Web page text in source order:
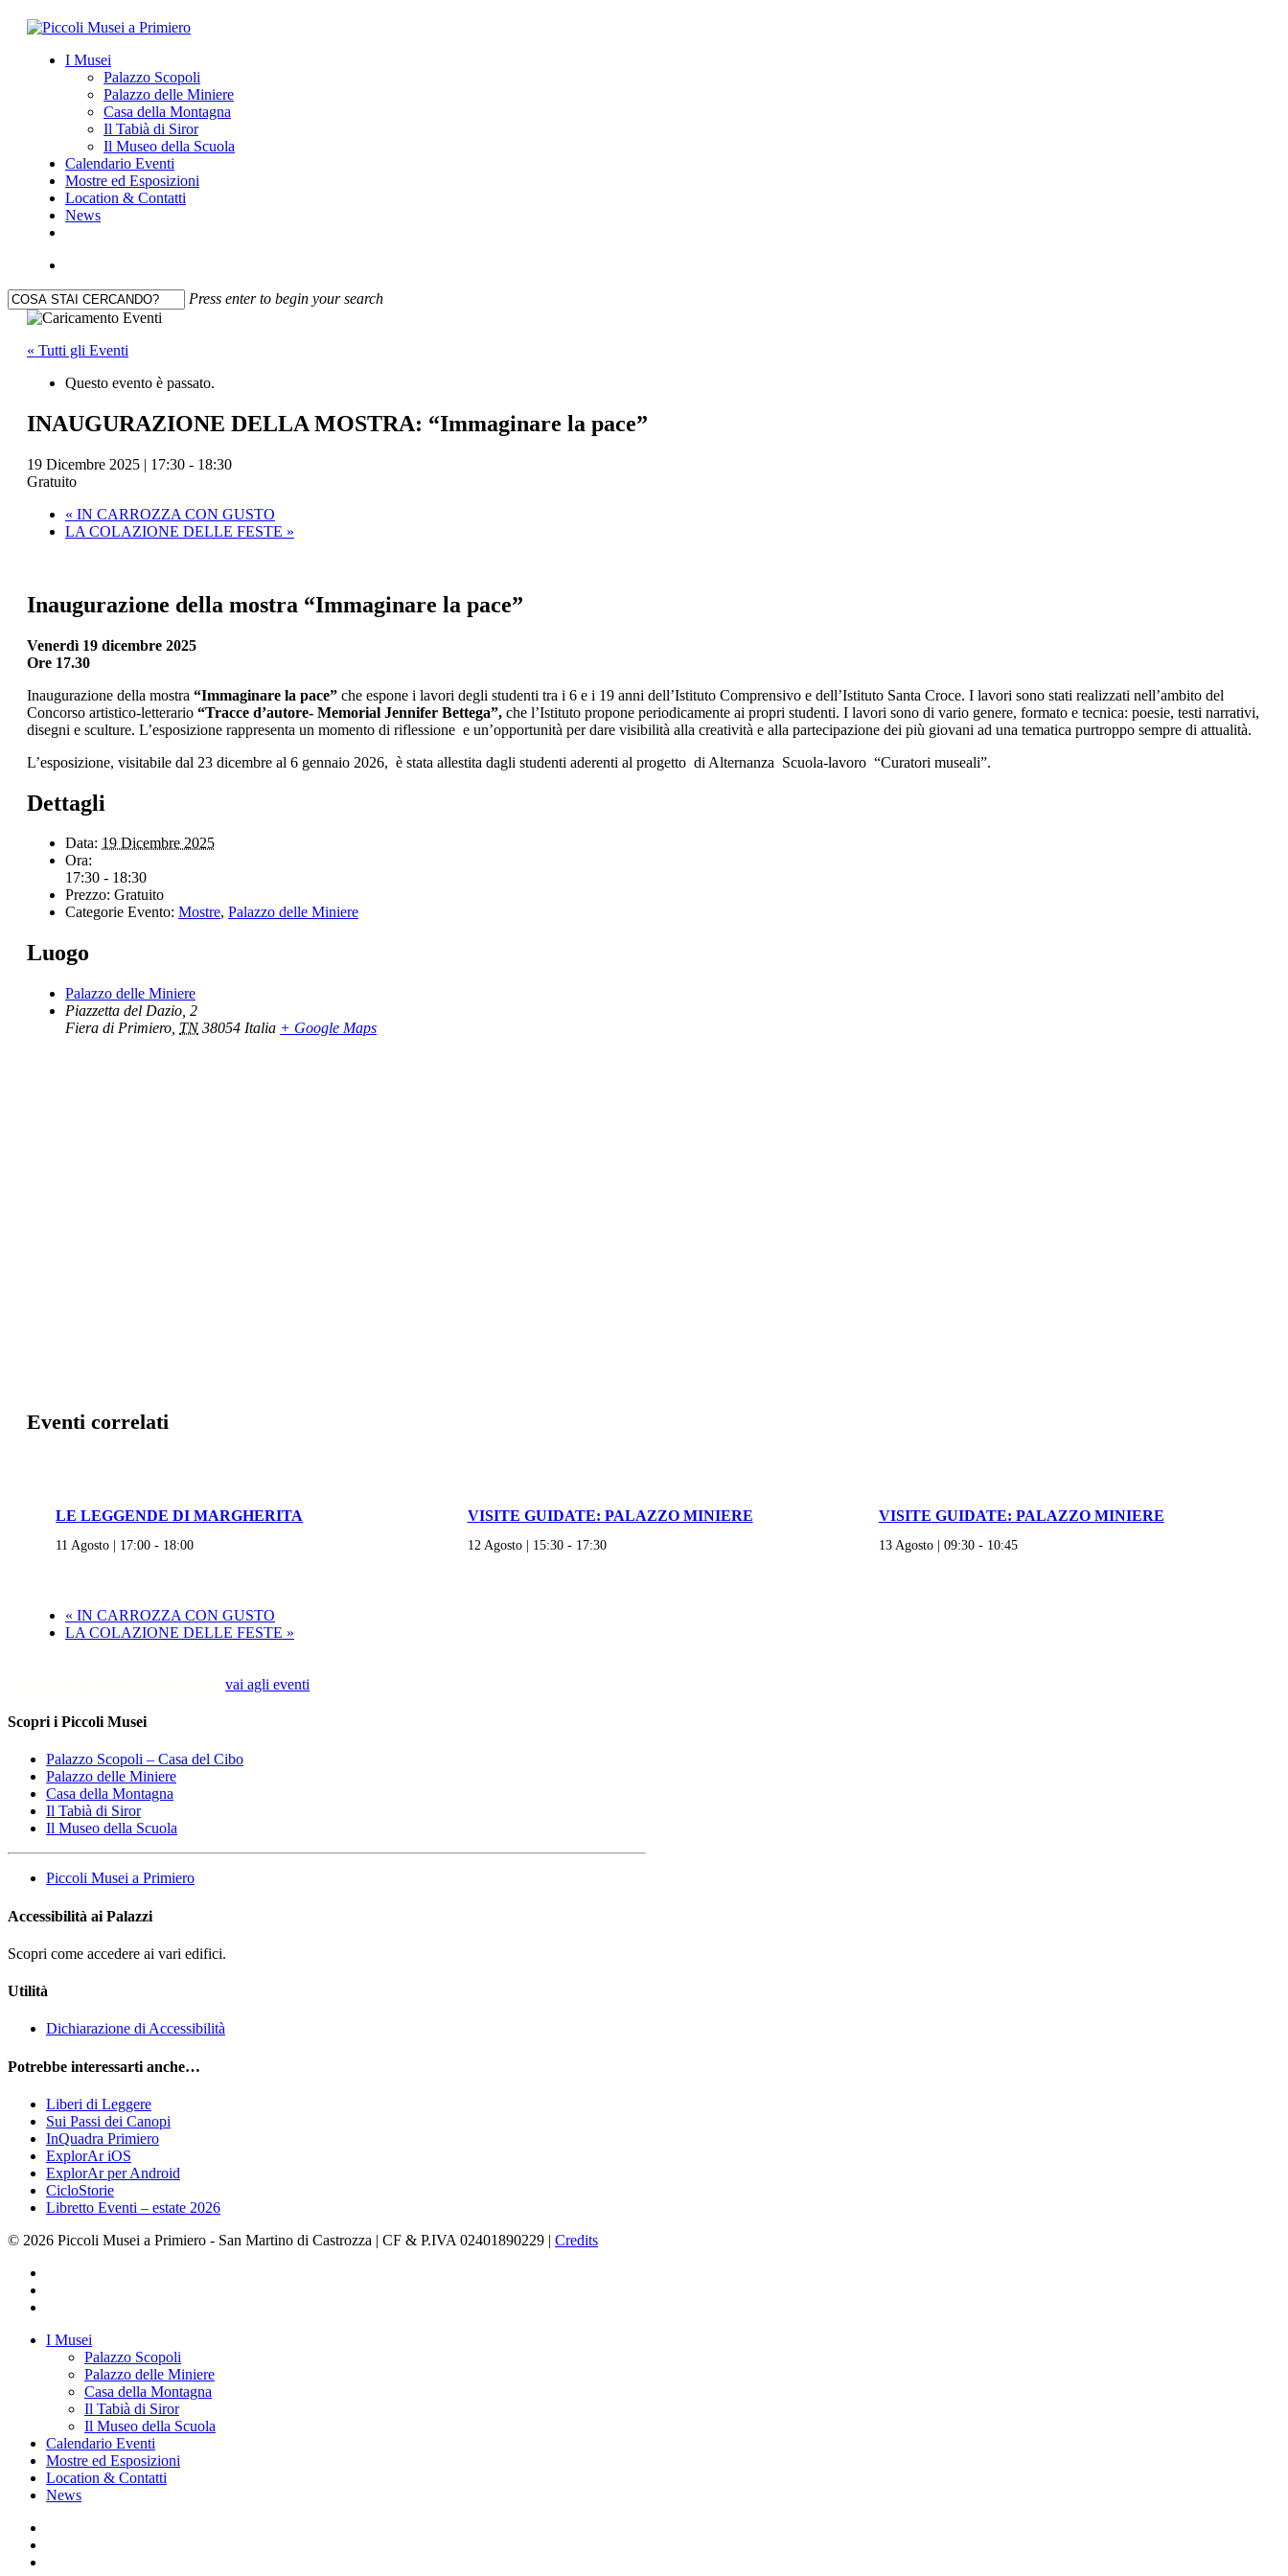
Skip
search
Menu
I Musei
Palazzo Scopoli
Palazzo delle Miniere
Casa della Montagna
Il Tabià di Siror
Il Museo della Scuola
Calendario Eventi
Mostre ed Esposizioni
Location & Contatti
News
Press enter to begin your search
Close
« Tutti gli Eventi
Questo evento è passato.
INAUGURAZIONE DELLA MOSTRA: “Immaginare la pace”
19 Dicembre 2025 | 17:30 - 18:30
Gratuito
« IN CARROZZA CON GUSTO
LA COLAZIONE DELLE FESTE »
Inaugurazione della mostra “Immaginare la pace”
Venerdì 19 dicembre 2025
Ore 17.30
Inaugurazione della mostra “Immaginare la pace” che espone i lavori degli studenti tra i 6 e i 19 anni dell’Istituto Comprensivo e dell’Istituto Santa Croce. I lavori sono stati realizzati nell’ambito del
Concorso artistico-letterario “Tracce d’autore- Memorial Jennifer Bettega”, che l’Istituto propone periodicamente ai propri studenti. I lavori sono di vario genere, formato e tecnica: poesie, testi narrativi,
disegni e sculture. L’esposizione rappresenta un momento di riflessione e un’opportunità per dare visibilità alla creatività e alla partecipazione dei più giovani ad una tematica purtroppo sempre di attualità.
L’esposizione, visitabile dal 23 dicembre al 6 gennaio 2026, è stata allestita dagli studenti aderenti al progetto di Alternanza Scuola-lavoro “Curatori museali”.
Dettagli
Data: 19 Dicembre 2025
Ora:
17:30 - 18:30
Prezzo: Gratuito
Categorie Evento: Mostre, Palazzo delle Miniere
Luogo
Palazzo delle Miniere
Piazzetta del Dazio, 2
Fiera di Primiero TN 38054 Italia + Google Maps
Eventi correlati
LE LEGGENDE DI MARGHERITA
11 Agosto | 17:00 - 18:00
VISITE GUIDATE: PALAZZO MINIERE
12 Agosto | 15:30- 17:30
VISITE GUIDATE: PALAZZO MINIERE
13 Agosto | 09:30- 10:45
« IN CARROZZA CON GUSTO
LA COLAZIONE DELLE FESTE »
vai agli eventi
Scopri i Piccoli Musei
Palazzo Scopoli – Casa del Cibo
Palazzo delle Miniere
Casa della Montagna
Il Tabià di Siror
Il Museo della Scuola
Piccoli Musei a Primiero
Accessibilità ai Palazzi
Scopri come accedere ai vari edifici.
Utilità
Dichiarazione di Accessibilità
Potrebbe interessarti anche…
Liberi di Leggere
Sui Passi dei Canopi
InQuadra Primiero
ExplorAr iOS
ExplorAr per Android
CicloStorie
Libretto Eventi – estate 2026
© 2026 Piccoli Musei a Primiero - San Martino di Castrozza | CF & P.IVA 02401890229 | Credits
Close
I Musei
Palazzo Scopoli
Palazzo delle Miniere
Casa della Montagna
Il Tabià di Siror
Il Museo della Scuola
Calendario Eventi
Mostre ed Esposizioni
Location & Contatti
News